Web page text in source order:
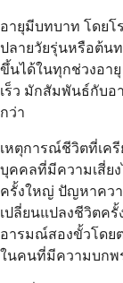
อายุมีบทบาท โดย
ปลายวัยรุ่นหรือต้น
ขึ้นได้ในทุกช่วงอายุ
เร็ว มักสัมพันธ์กับอ
กว่า
เหตุการณ์ชีวิตที่เค
บุคคลที่มีความเสี่ย
ครั้งใหญ่ ปัญหาคว
เปลี่ยนแปลงชีวิตค
อารมณ์สองขั้วโดย
ในคนที่มีความบกพ